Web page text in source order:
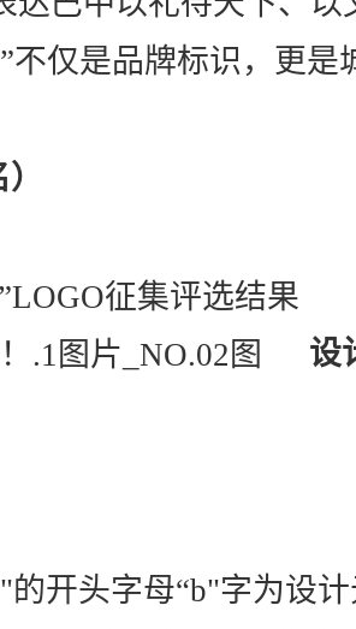
不仅是品牌标识，更
设
的开头字母“b"字为设